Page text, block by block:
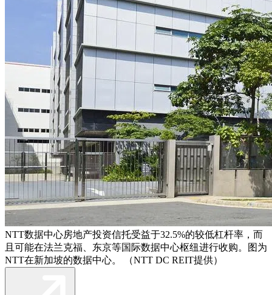
NTT数据中心房地产投资信托受益于32.5%的较低杠杆率，而
且可能在法兰克福、东京等国际数据中心枢纽进行收购。图为
NTT在新加坡的数据中心。 （NTT DC REIT提供）